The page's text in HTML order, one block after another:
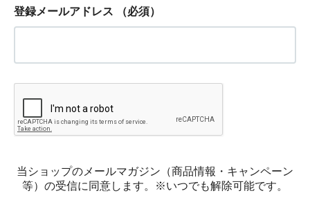
登録メールアドレス （必須）
当ショップのメールマガジン（商品情報・キャンペーン
等）の受信に同意します。※いつでも解除可能です。